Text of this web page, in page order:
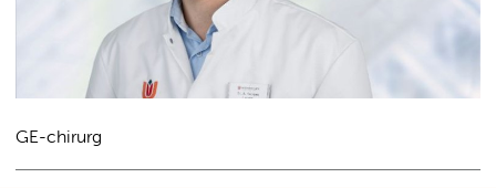
GE-chirurg